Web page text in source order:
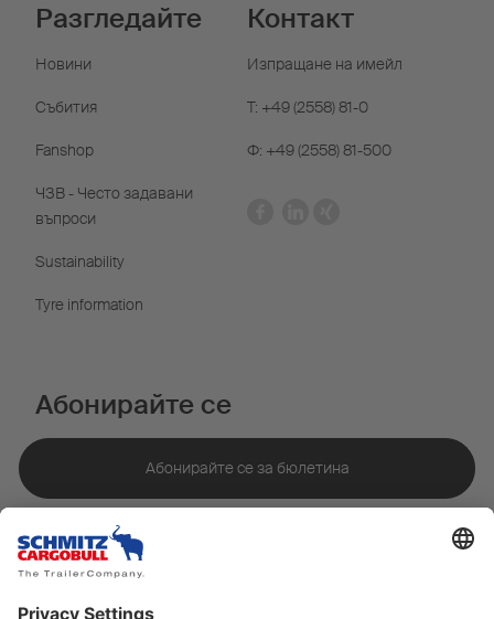
Разгледайте
Новини
Събития
Fanshop
ЧЗВ - Често задавани
въпроси
Sustainability
Tyre information
Контакт
Изпращане на имейл
T: +49 (2558) 81-0
Ф: +49 (2558) 81-500
Абонирайте се